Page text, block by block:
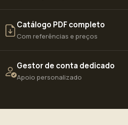
Catálogo PDF completo
Com referências e preços
Gestor de conta dedicado
Apoio personalizado